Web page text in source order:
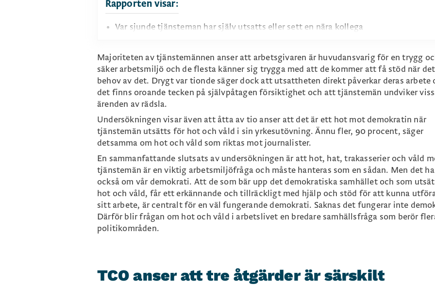
Rapporten visar:
Var sjunde tjänsteman har själv utsatts eller sett en nära kollega
Offentlig sektor är mest drabbad – var femte har utsatts för hot
eller våld.
Var tredje av de utsatta uppger att utsattheten påverkat arbetet,
exempelvis genom att undvika vissa ärenden.
Tre av fyra av de utsatta anger att hoten sker genom en hotfull
samtalston.
Åtta av tio anser att det är ett hot mot demokratin när tjänstemän
utsätts för hot och våld i sin yrkesutövning. Ännu fler, 90 procent,
säger detsamma om hot och våld som riktas mot journalister.
Majoriteten av tjänstemännen anser att arbetsgivaren är huvudansvarig för en trygg
säker arbetsmiljö och de flesta känner sig trygga med att de kommer att få stöd när
behov av det. Drygt var tionde säger dock att utsattheten direkt påverkar deras arbete
det finns oroande tecken på självpåtagen försiktighet och att tjänstemän undviker
ärenden av rädsla.
Undersökningen visar även att åtta av tio anser att det är ett hot mot demokratin när
tjänstemän utsätts för hot och våld i sin yrkesutövning. Ännu fler, 90 procent, säger
detsamma om hot och våld som riktas mot journalister.
En sammanfattande slutsats av undersökningen är att hot, hat, trakasserier och våld
tjänstemän är en viktig arbetsmiljöfråga och måste hanteras som en sådan. Men det
också om vår demokrati. Att de som bär upp det demokratiska samhället och som
hot och våld, får ett erkännande och tillräckligt med hjälp och stöd för att kunna
sitt arbete, är centralt för en väl fungerande demokrati. Saknas det fungerar inte
Därför blir frågan om hot och våld i arbetslivet en bredare samhällsfråga som berör
politikområden.
TCO anser att tre åtgärder är särskilt